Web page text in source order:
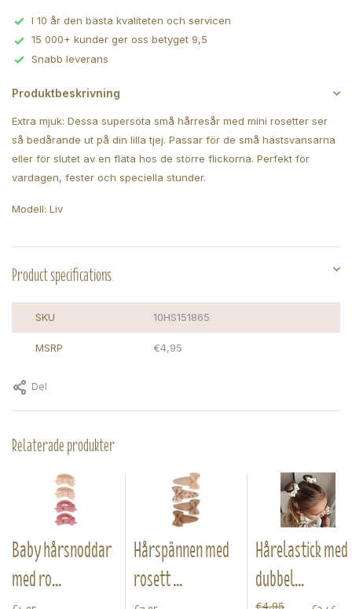
I 10 år den bästa kvaliteten och servicen
15 000+ kunder ger oss betyget 9,5
Snabb leverans
Produktbeskrivning
Extra mjuk: Dessa supersöta små hårresår med mini rosetter ser
så bedårande ut på din lilla tjej. Passar för de små hästsvansarna
eller för slutet av en fläta hos de större flickorna. Perfekt för
vardagen, fester och speciella stunder.
Modell: Liv
Product specifications
SKU 10HS151865
MSRP €4,95
Del
Relaterade produkter
Baby hårsnoddar
med ro...
Hårspännen med
rosett ...
Hårelastick med
dubbel...
€4,95